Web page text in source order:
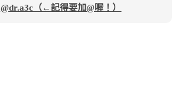
@dr.a3c（←記得要加@喔！）